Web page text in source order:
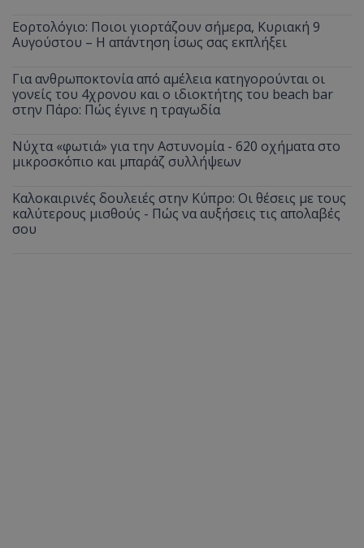
Εορτολόγιο: Ποιοι γιορτάζουν σήμερα, Κυριακή 9
Αυγούστου – Η απάντηση ίσως σας εκπλήξει
Για ανθρωποκτονία από αμέλεια κατηγορούνται οι
γονείς του 4χρονου και ο ιδιοκτήτης του beach bar
στην Πάρο: Πώς έγινε η τραγωδία
Νύχτα «φωτιά» για την Αστυνομία - 620 οχήματα στο
μικροσκόπιο και μπαράζ συλλήψεων
Καλοκαιρινές δουλειές στην Κύπρο: Οι θέσεις με τους
καλύτερους μισθούς - Πώς να αυξήσεις τις απολαβές
σου